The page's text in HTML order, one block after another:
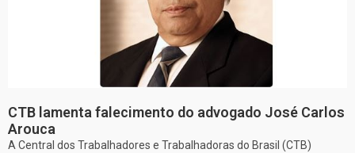
CTB lamenta falecimento do advogado José Carlos
Arouca
A Central dos Trabalhadores e Trabalhadoras do Brasil (CTB)